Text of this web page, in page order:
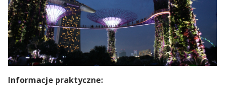
Informacje praktyczne: